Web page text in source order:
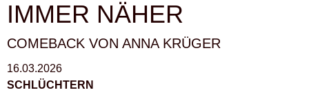
IMMER NÄHER
COMEBACK VON ANNA KRÜGER
16.03.2026
SCHLÜCHTERN